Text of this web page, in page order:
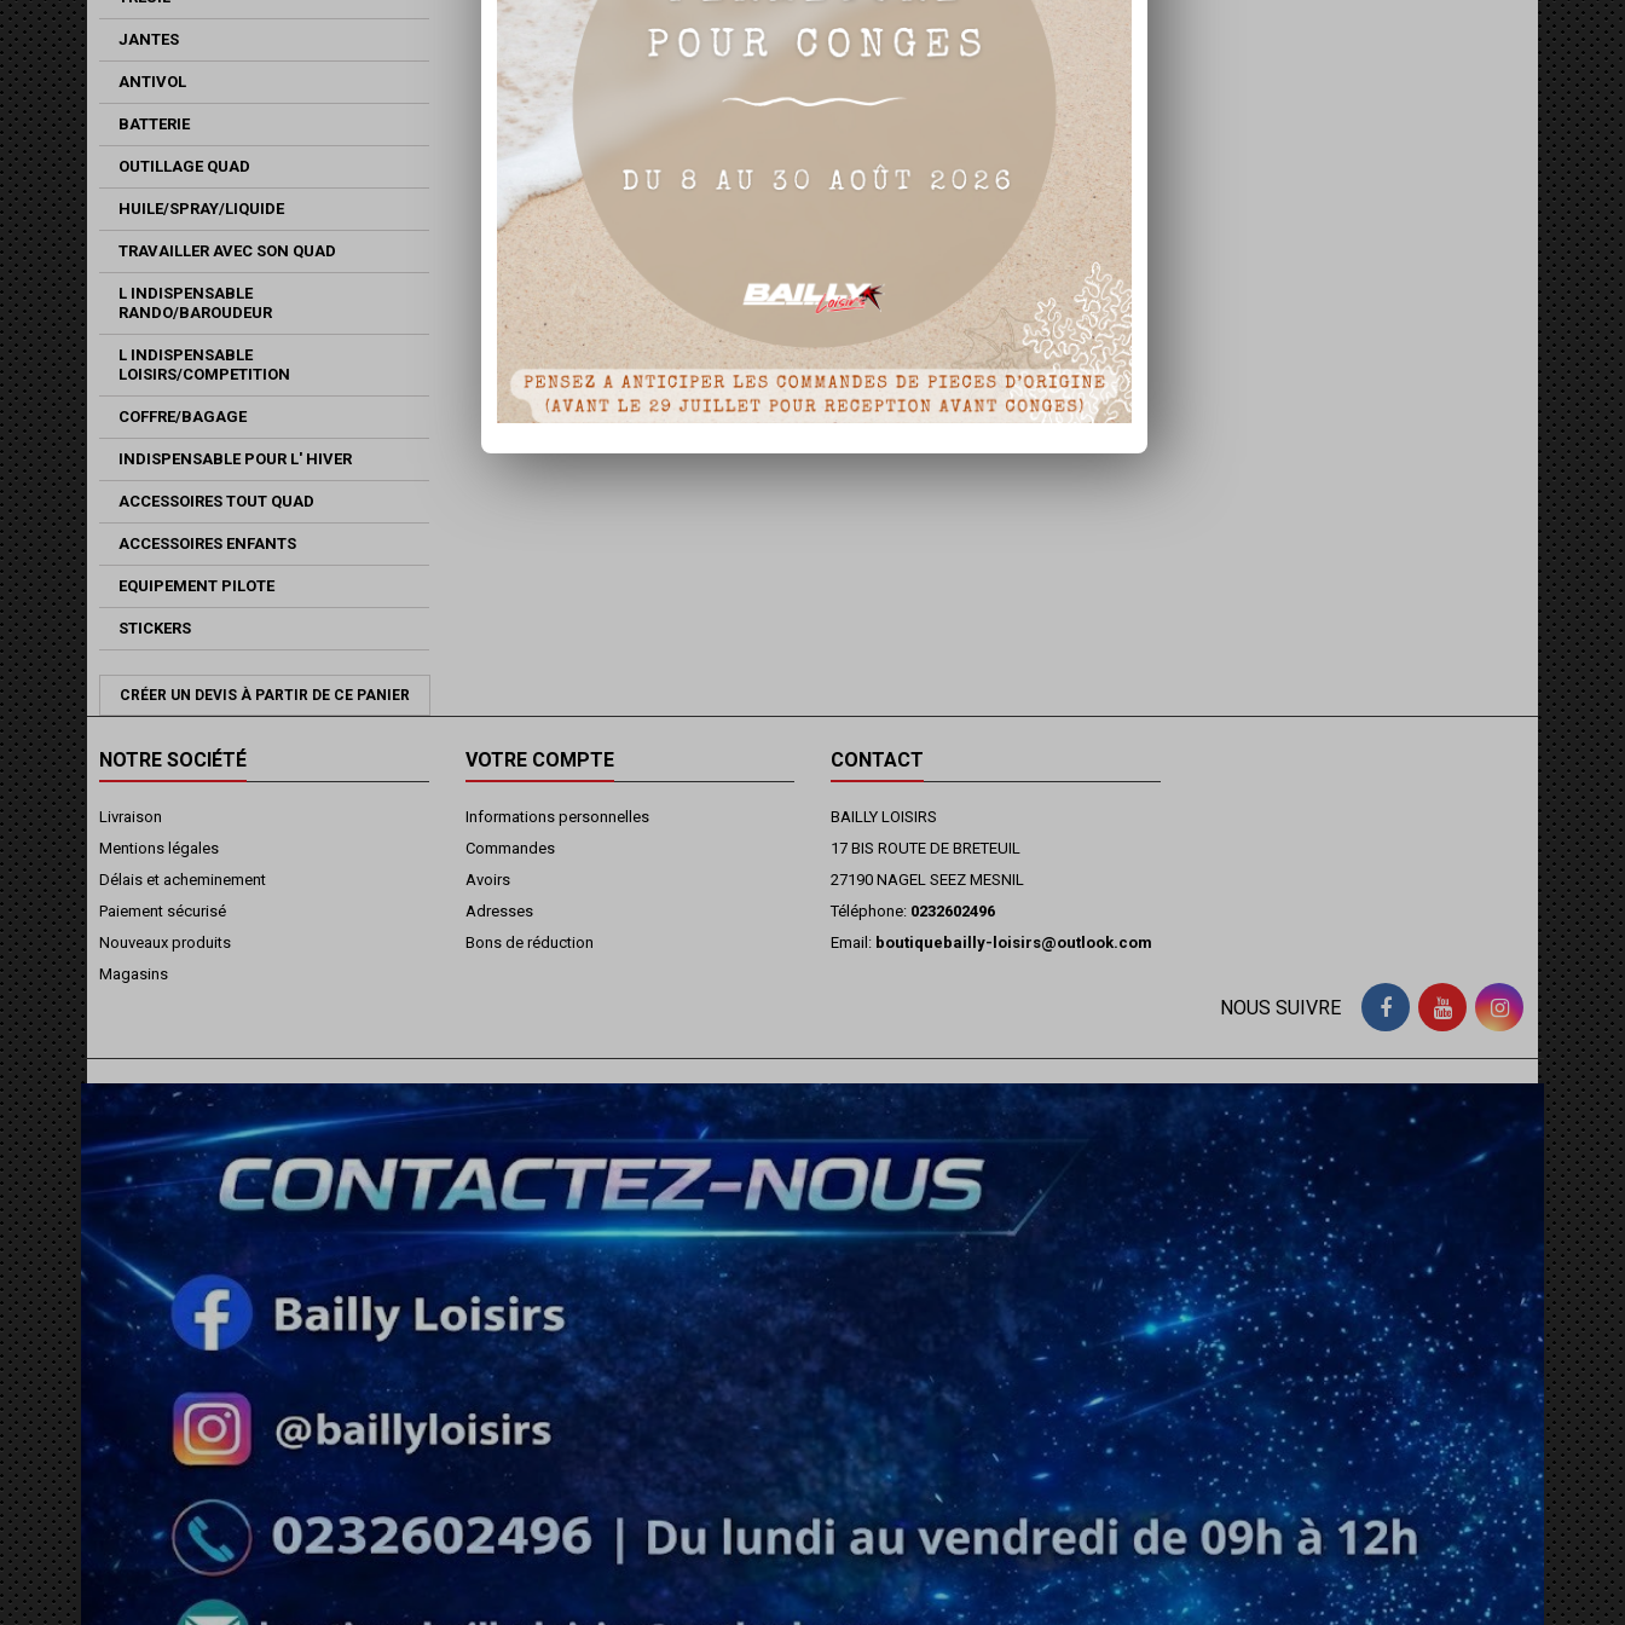
JANTES
ANTIVOL
BATTERIE
OUTILLAGE QUAD
HUILE/SPRAY/LIQUIDE
TRAVAILLER AVEC SON QUAD
L INDISPENSABLE
RANDO/BAROUDEUR
L INDISPENSABLE
LOISIRS/COMPETITION
COFFRE/BAGAGE
INDISPENSABLE POUR L' HIVER
ACCESSOIRES TOUT QUAD
ACCESSOIRES ENFANTS
EQUIPEMENT PILOTE
STICKERS
CRÉER UN DEVIS À PARTIR DE CE PANIER
NOTRE SOCIÉTÉ
Livraison
Mentions légales
Délais et acheminement
Paiement sécurisé
Nouveaux produits
Magasins
VOTRE COMPTE
Informations personnelles
Commandes
Avoirs
Adresses
Bons de réduction
CONTACT
BAILLY LOISIRS
17 BIS ROUTE DE BRETEUIL
27190 NAGEL SEEZ MESNIL
Téléphone: 0232602496
Email: boutiquebailly-loisirs@outlook.com
NOUS SUIVRE